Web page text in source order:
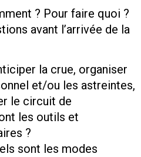
? Pour faire quoi ?
avant l’arrivée de la
la crue, organiser
et/ou les astreintes,
le circuit de
les outils et
?
sont les modes